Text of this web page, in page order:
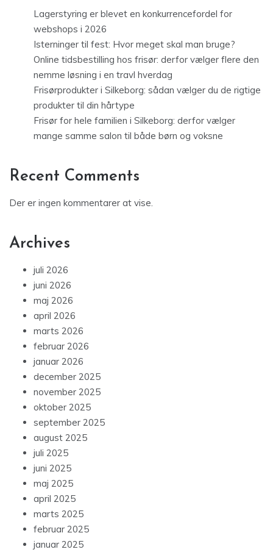
Lagerstyring er blevet en konkurrencefordel for
webshops i 2026
Isterninger til fest: Hvor meget skal man bruge?
Online tidsbestilling hos frisør: derfor vælger flere den
nemme løsning i en travl hverdag
Frisørprodukter i Silkeborg: sådan vælger du de rigtige
produkter til din hårtype
Frisør for hele familien i Silkeborg: derfor vælger
mange samme salon til både børn og voksne
Recent Comments
Der er ingen kommentarer at vise.
Archives
juli 2026
juni 2026
maj 2026
april 2026
marts 2026
februar 2026
januar 2026
december 2025
november 2025
oktober 2025
september 2025
august 2025
juli 2025
juni 2025
maj 2025
april 2025
marts 2025
februar 2025
januar 2025